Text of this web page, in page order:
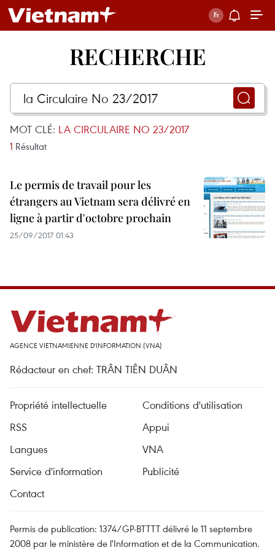
RECHERCHE
MOT CLÉ: LA CIRCULAIRE NO 23/2017
1 Résultat
Le permis de travail pour les
étrangers au Vietnam sera délivré en
ligne à partir d'octobre prochain
25/09/2017 01:43
AGENCE VIETNAMIENNE D'INFORMATION (VNA)
Rédacteur en chef: TRÂN TIÊN DUÂN
Propriété intellectuelle
Conditions d'utilisation
RSS
Appui
Langues
VNA
Service d'information
Publicité
Contact
Permis de publication: 1374/GP-BTTTT délivré le 11 septembre
2008 par le ministère de l'Information et de la Communication.